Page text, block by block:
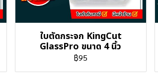
ใบตัดกระจก KingCut
GlassPro ขนาด 4 นิ้ว
฿95